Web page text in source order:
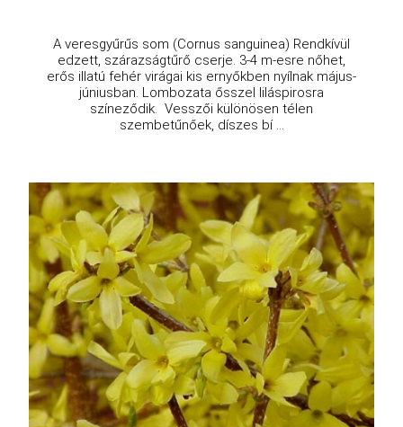
A veresgyűrűs som (Cornus sanguinea) Rendkívül
edzett, szárazságtűrő cserje. 3-4 m-esre nőhet,
erős illatú fehér virágai kis ernyőkben nyílnak május-
júniusban. Lombozata ősszel liláspirosra
színeződik. Vesszői különösen télen
szembetűnőek, díszes bí ...